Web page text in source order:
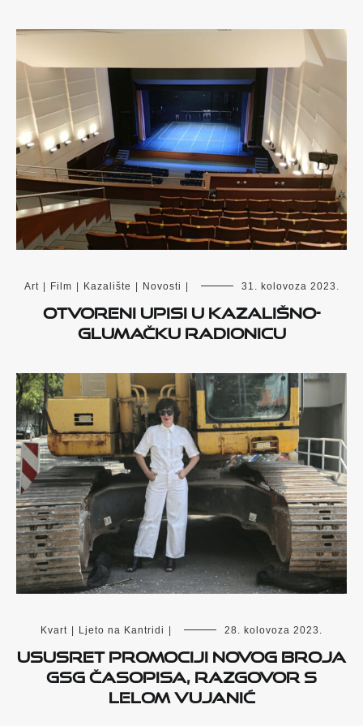
Art | Film | Kazalište | Novosti | 31. kolovoza 2023.
Otvoreni upisi u kazališno-
glumačku radionicu
Kvart | Ljeto na Kantridi | 28. kolovoza 2023.
Ususret promociji novog broja
GSG časopisa, razgovor s
Lelom Vujanić